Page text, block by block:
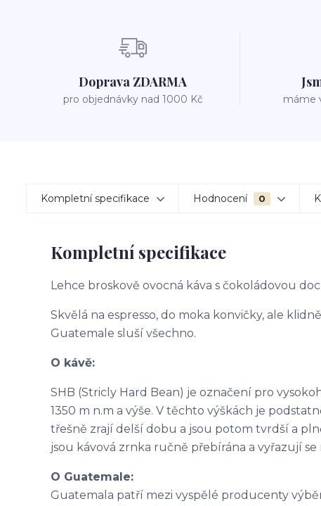
Doprava ZDARMA
pro objednávky nad 1000 Kč máme
Kompletní specifikace Hodnocení 0
Kompletní specifikace
Lehce broskově ovocná káva s čokoládovou
Skvělá na espresso, do moka konvičky, ale
Guatemale sluší všechno.
O kávě:
SHB (Stricly Hard Bean) je označení pro
1350 m n.m a výše. V těchto výškách je
třešně zrají delší dobu a jsou potom tvrdší a
jsou kávová zrnka ručně přebírána a vyřazují
O Guatemale:
Guatemala patří mezi vyspělé producenty